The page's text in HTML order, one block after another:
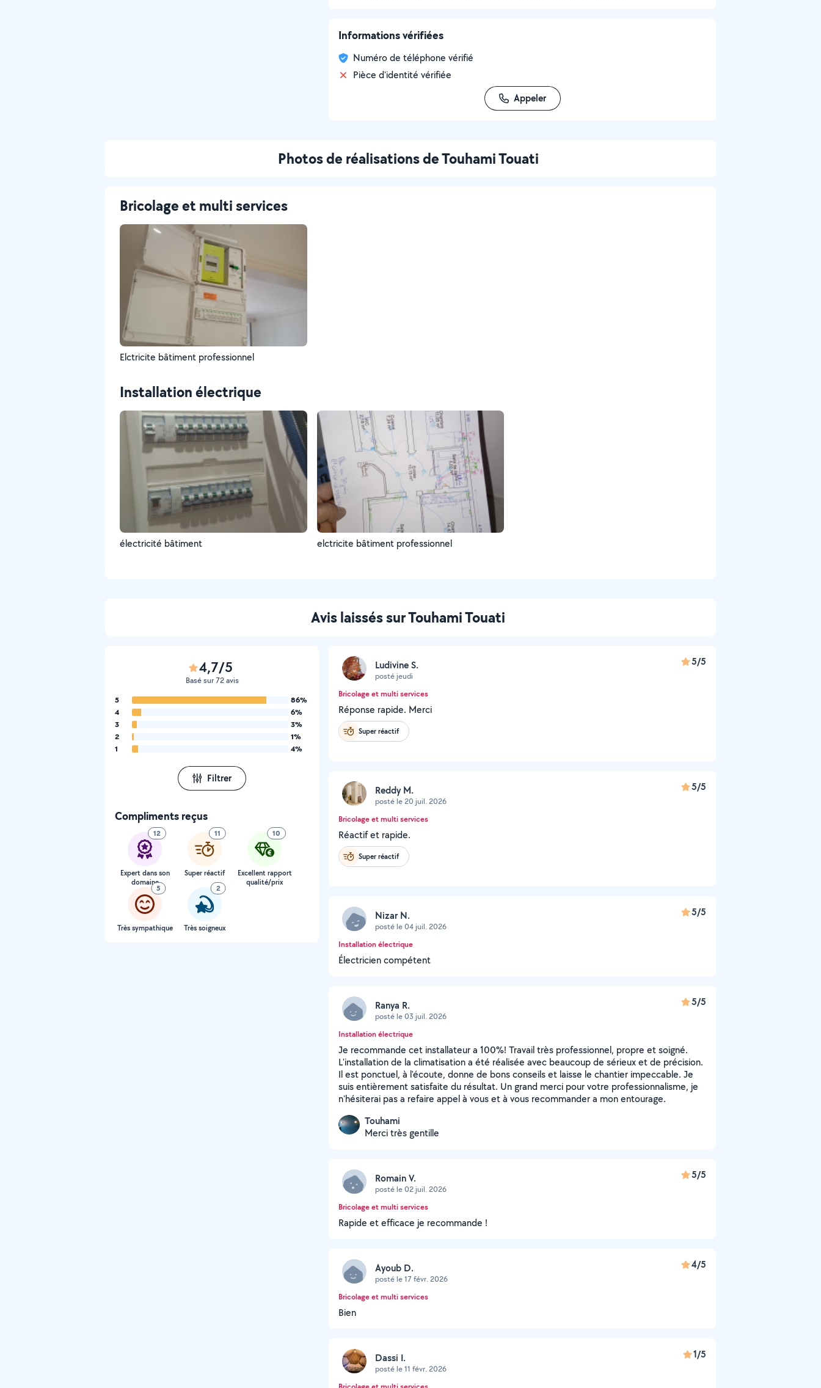
Informations vérifiées
Numéro de téléphone vérifié
Pièce d'identité vérifiée
Appeler
Photos de réalisations de Touhami Touati
Bricolage et multi services
Elctricite bâtiment professionnel
Installation électrique
électricité bâtiment elctricite bâtiment professionnel
Avis laissés sur Touhami Touati
4,7/5
Basé sur 72 avis
5
86%
4
6%
3
3%
2
1%
1
4%
Filtrer
Compliments reçus
12
Expert dans son
domaine
11
Super réactif
10
Excellent rapport
qualité/prix
5
Très sympathique
2
Très soigneux
Ludivine S.
posté jeudi
5/5
Bricolage et multi services
Réponse rapide. Merci
Super réactif
Reddy M.
posté le 20 juil. 2026
5/5
Bricolage et multi services
Réactif et rapide.
Super réactif
Nizar N.
posté le 04 juil. 2026
5/5
Installation électrique
Électricien compétent
Ranya R.
posté le 03 juil. 2026
5/5
Installation électrique
Je recommande cet installateur a 100%! Travail très professionnel, propre et soigné.
L'installation de la climatisation a été réalisée avec beaucoup de sérieux et de précision.
Il est ponctuel, à l'écoute, donne de bons conseils et laisse le chantier impeccable. Je
suis entièrement satisfaite du résultat. Un grand merci pour votre professionnalisme, je
n'hésiterai pas a refaire appel à vous et à vous recommander a mon entourage.
Touhami
Merci très gentille
Romain V.
posté le 02 juil. 2026
5/5
Bricolage et multi services
Rapide et efficace je recommande !
Ayoub D.
posté le 17 févr. 2026
4/5
Bricolage et multi services
Bien
Dassi I.
posté le 11 févr. 2026
1/5